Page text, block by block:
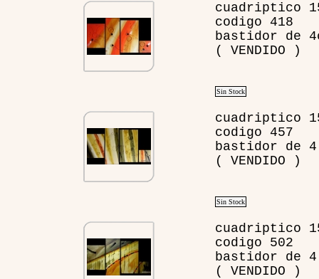
cuadriptico
codigo 418
bastidor de
( VENDIDO )
Sin Stock
cuadriptico
codigo 457
bastidor de 4
( VENDIDO )
Sin Stock
cuadriptico
codigo 502
bastidor de 4
( VENDIDO )